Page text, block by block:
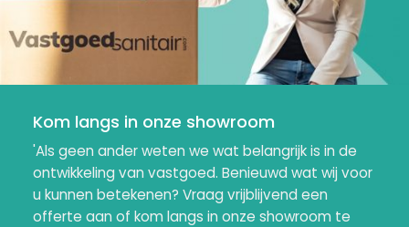
Kom langs in onze showroom
'Als geen ander weten we wat belangrijk is in de
ontwikkeling van vastgoed. Benieuwd wat wij voor
u kunnen betekenen? Vraag vrijblijvend een
offerte aan of kom langs in onze showroom te